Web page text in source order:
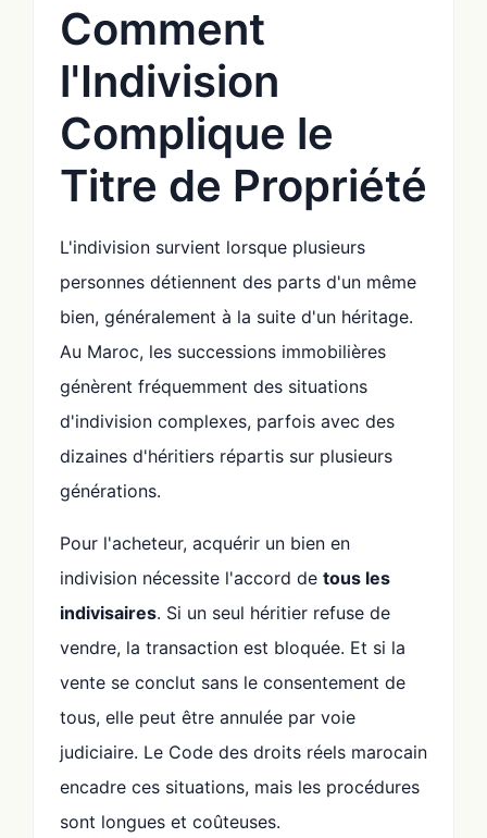
Comment
l'Indivision
Complique le
Titre de Propriété
L'indivision survient lorsque plusieurs
personnes détiennent des parts d'un même
bien, généralement à la suite d'un héritage.
Au Maroc, les successions immobilières
génèrent fréquemment des situations
d'indivision complexes, parfois avec des
dizaines d'héritiers répartis sur plusieurs
générations.
Pour l'acheteur, acquérir un bien en
indivision nécessite l'accord de tous les
indivisaires. Si un seul héritier refuse de
vendre, la transaction est bloquée. Et si la
vente se conclut sans le consentement de
tous, elle peut être annulée par voie
judiciaire. Le Code des droits réels marocain
encadre ces situations, mais les procédures
sont longues et coûteuses.